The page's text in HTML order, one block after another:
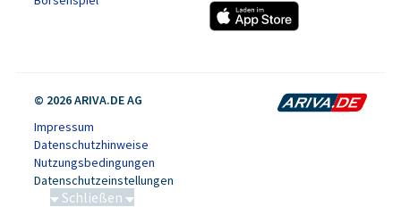
© 2026 ARIVA.DE AG
Impressum
Datenschutzhinweise
Nutzungsbedingungen
Datenschutzeinstellungen
Schließen